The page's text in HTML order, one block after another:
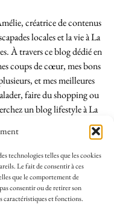
technologies telles que les cookies
Le fait de consentir à ces
que le comportement de
consentir ou de retirer son
caractéristiques et fonctions.
créatrice de contenus
locales et la vie à La
À travers ce blog dédié en
coups de cœur, mes bons
et mes meilleures
faire du shopping ou
un blog lifestyle à La
au bon endroit. Que vous
belle ville, j’espère que mes
comme un·e vrai·e